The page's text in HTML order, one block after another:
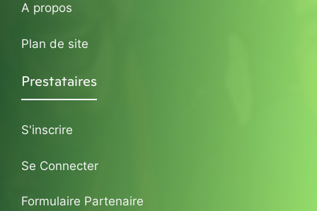
A propos
Plan de site
Prestataires
S'inscrire
Se Connecter
Formulaire Partenaire